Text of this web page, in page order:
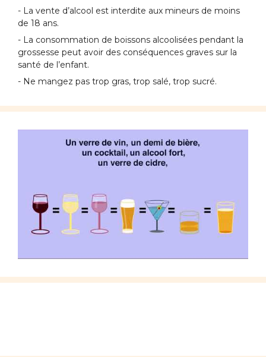
- La vente d’alcool est interdite aux mineurs de moins
de 18 ans.
- La consommation de boissons alcoolisées pendant la
grossesse peut avoir des conséquences graves sur la
santé de l’enfant.
- Ne mangez pas trop gras, trop salé, trop sucré.